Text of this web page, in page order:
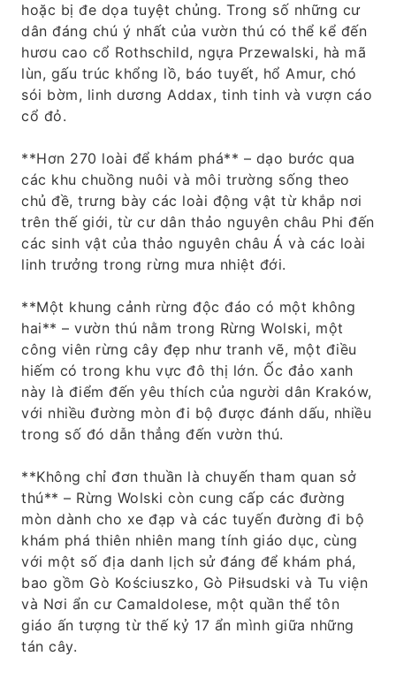
hoặc bị đe dọa tuyệt chủng. Trong số những cư
dân đáng chú ý nhất của vườn thú có thể kể đến
hươu cao cổ Rothschild, ngựa Przewalski, hà mã
lùn, gấu trúc khổng lồ, báo tuyết, hổ Amur, chó
sói bờm, linh dương Addax, tinh tinh và vượn cáo
cổ đỏ.
**Hơn 270 loài để khám phá** – dạo bước qua
các khu chuồng nuôi và môi trường sống theo
chủ đề, trưng bày các loài động vật từ khắp nơi
trên thế giới, từ cư dân thảo nguyên châu Phi đến
các sinh vật của thảo nguyên châu Á và các loài
linh trưởng trong rừng mưa nhiệt đới.
**Một khung cảnh rừng độc đáo có một không
hai** – vườn thú nằm trong Rừng Wolski, một
công viên rừng cây đẹp như tranh vẽ, một điều
hiếm có trong khu vực đô thị lớn. Ốc đảo xanh
này là điểm đến yêu thích của người dân Kraków,
với nhiều đường mòn đi bộ được đánh dấu, nhiều
trong số đó dẫn thẳng đến vườn thú.
**Không chỉ đơn thuần là chuyến tham quan sở
thú** – Rừng Wolski còn cung cấp các đường
mòn dành cho xe đạp và các tuyến đường đi bộ
khám phá thiên nhiên mang tính giáo dục, cùng
với một số địa danh lịch sử đáng để khám phá,
bao gồm Gò Kościuszko, Gò Piłsudski và Tu viện
và Nơi ẩn cư Camaldolese, một quần thể tôn
giáo ấn tượng từ thế kỷ 17 ẩn mình giữa những
tán cây.